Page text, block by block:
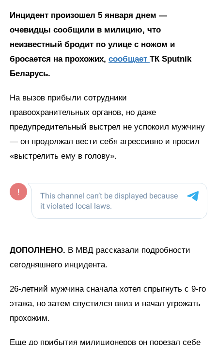
Инцидент произошел 5 января днем —
очевидцы сообщили в милицию, что
неизвестный бродит по улице с ножом и
бросается на прохожих, сообщает ТК Sputnik
Беларусь.
На вызов прибыли сотрудники
правоохранительных органов, но даже
предупредительный выстрел не успокоил мужчину
— он продолжал вести себя агрессивно и просил
«выстрелить ему в голову».
ДОПОЛНЕНО. В МВД рассказали подробности
сегодняшнего инцидента.
26-летний мужчина сначала хотел спрыгнуть с 9-го
этажа, но затем спустился вниз и начал угрожать
прохожим.
Еще до прибытия милиционеров он порезал себе